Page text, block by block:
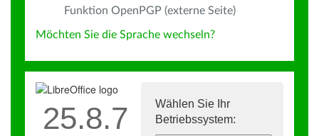
Funktion OpenPGP (externe Seite)
Möchten Sie die Sprache wechseln?
Wählen Sie Ihr
Betriebssystem:
25.8.7